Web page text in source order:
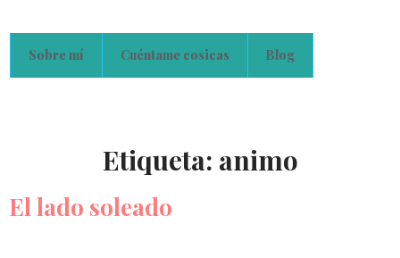
Sobre mí Cuéntame cosicas Blog
Etiqueta: animo
El lado soleado